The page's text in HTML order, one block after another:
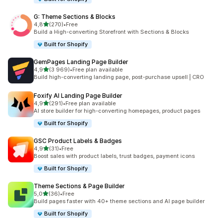
G: Theme Sections & Blocks
4,8na 5 gwiazdek
(270)
Łączna liczba recenzji: 270
•Free
Build a High-converting Storefront with Sections & Blocks
Built for Shopify
GemPages Landing Page Builder
4,9na 5 gwiazdek
(3 969)
Łączna liczba recenzji: 3969
•Free plan available
Build high-converting landing page, post-purchase upsell | CRO
Foxify AI Landing Page Builder
4,9na 5 gwiazdek
(291)
Łączna liczba recenzji: 291
•Free plan available
AI store builder for high-converting homepages, product pages
Built for Shopify
GSC Product Labels & Badges
4,9na 5 gwiazdek
(31)
Łączna liczba recenzji: 31
•Free
Boost sales with product labels, trust badges, payment icons
Built for Shopify
Theme Sections & Page Builder
5,0na 5 gwiazdek
(36)
Łączna liczba recenzji: 36
•Free
Build pages faster with 40+ theme sections and AI page builder
Built for Shopify